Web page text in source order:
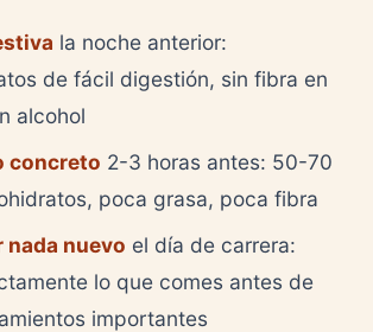
la noche anterior:
de fácil digestión, sin fibra en
alcohol
concreto 2-3 horas antes: 50-70
poca grasa, poca fibra
nada nuevo el día de carrera:
lo que comes antes de
importantes